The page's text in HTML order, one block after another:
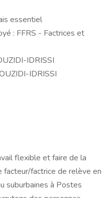
essentiel
: FFRS - Factrices et
IDRISSI
IDRISSI
flexible et faire de la
facteur/factrice de relève en
suburbaines à Postes